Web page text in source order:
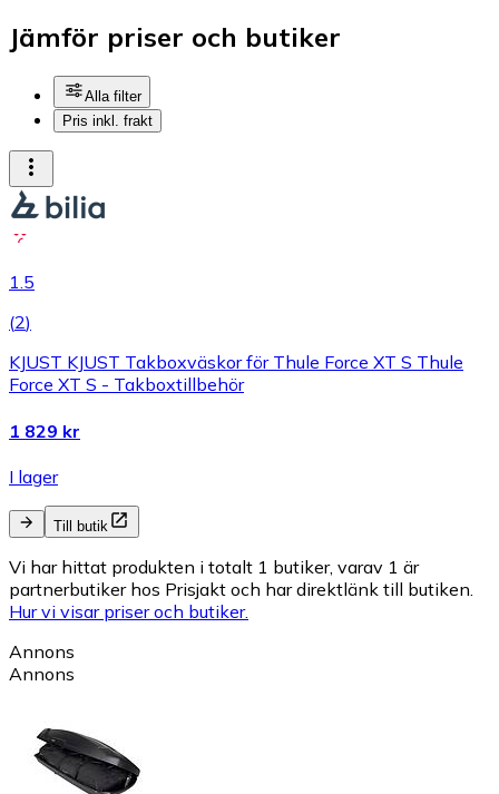
Jämför priser och butiker
Alla filter
Pris inkl. frakt
1.5
(2)
KJUST KJUST Takboxväskor för Thule Force XT S Thule
Force XT S - Takboxtillbehör
1 829 kr
I lager
Till butik
Vi har hittat produkten i totalt 1 butiker, varav 1 är
partnerbutiker hos Prisjakt och har direktlänk till butiken.
Hur vi visar priser och butiker.
Annons
Annons